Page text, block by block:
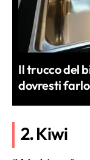
Il trucco del
dovresti
2. Kiwi